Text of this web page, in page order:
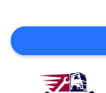
FORDERN
SIE EIN